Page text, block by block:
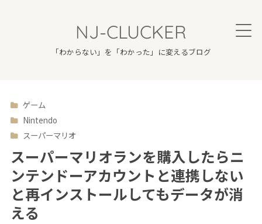
NJ-CLUCKER
「わからない」を「わかった」に変えるブログ
ゲーム
Nintendo
スーパーマリオ
スーパーマリオランを購入したらニ
ンテンドーアカウントと連携しない
と再インストールしてもデータが消
える